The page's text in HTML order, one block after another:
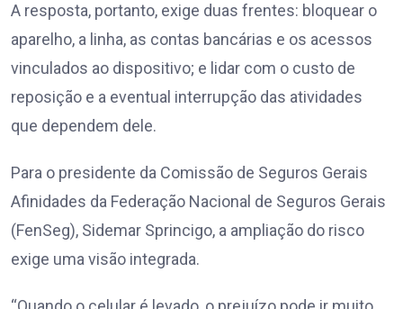
A resposta, portanto, exige duas frentes: bloquear o
aparelho, a linha, as contas bancárias e os acessos
vinculados ao dispositivo; e lidar com o custo de
reposição e a eventual interrupção das atividades
que dependem dele.
Para o presidente da Comissão de Seguros Gerais
Afinidades da Federação Nacional de Seguros Gerais
(FenSeg), Sidemar Sprincigo, a ampliação do risco
exige uma visão integrada.